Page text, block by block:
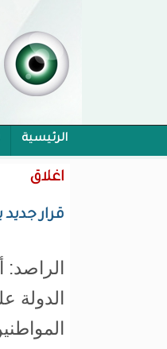
الرئيسية
محام:قانون
اغلاق
قرار جديد
الراصد:
الدولة